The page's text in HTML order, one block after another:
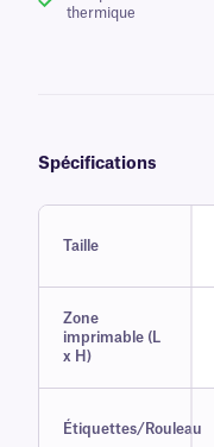
thermique
Spécifications
Taille
Zone
imprimable (L
x H)
Étiquettes/Rouleau